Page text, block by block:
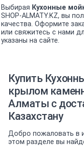
Выбирая Кухонные
SHOP-ALMATY.KZ, вы
качества. Оформите
или свяжитесь с нами
указаны на сайте.
Купить
крылом
Алматы с
Казахстану
Добро пожаловать в
этом разделе вы